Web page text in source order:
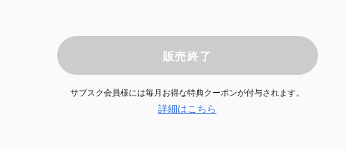
販売終了
サブスク会員様には毎月お得な特典クーポンが付与されます。
詳細はこちら